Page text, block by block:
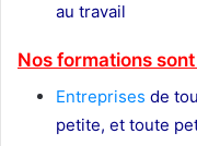
au travail
Nos formations
Entreprises de
petite, et toute